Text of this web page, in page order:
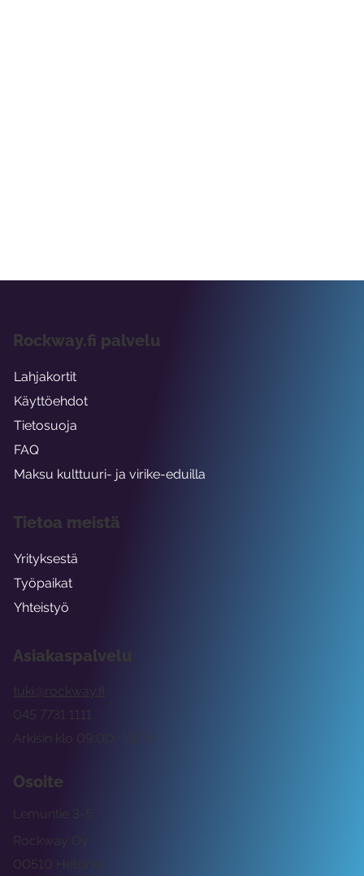
Asiakaspalvelu
tuki@rockway.fi
Arkisin klo 09:00 -15:00
045 7731 1111
Osoite
Rockway Oy
Lemuntie 3-5
00510 Helsinki
Rockway.fi palvelu
Lahjakortit
Käyttöehdot
Tietosuoja
FAQ
Maksu kulttuuri- ja virike-eduilla
Tietoa meistä
Yrityksestä
Työpaikat
Yhteistyö